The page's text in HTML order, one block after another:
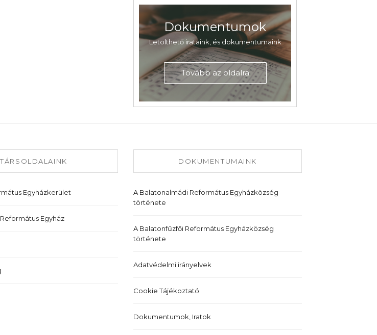
Dokumentumok
Letölthető irataink, és dokumentumaink
Tovább az oldalra
TÁRSOLDALAINK
Egyházkerület
Egyház
DOKUMENTUMAINK
A Balatonalmádi Református Egyházközség
története
A Balatonfűzfői Református Egyházközség
története
Adatvédelmi irányelvek
Cookie Tájékoztató
Dokumentumok, Iratok